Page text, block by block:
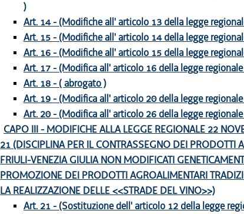
)
Art. 14 - (Modifiche all' articolo 13 della legge
Art. 15 - (Modifiche all' articolo 14 della legge
Art. 16 - (Modifiche all' articolo 15 della legge
Art. 17 - (Modifica all' articolo 16 della legge
Art. 18 - ( abrogato )
Art. 19 - (Modifica all' articolo 20 della legge
Art. 20 - (Modifica all' articolo 26 della legge
CAPO III - MODIFICHE ALLA LEGGE REGIONALE 22
21 (DISCIPLINA PER IL CONTRASSEGNO DEI PRODOTTI
FRIULI-VENEZIA GIULIA NON MODIFICATI
PROMOZIONE DEI PRODOTTI AGROALIMENTARI
LA REALIZZAZIONE DELLE <<STRADE DEL VINO>>)
Art. 21 - (Sostituzione dell' articolo 12 della legge